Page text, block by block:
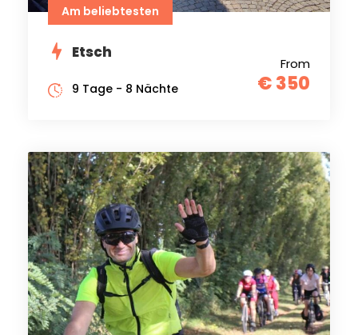
Am beliebtesten
Etsch
From
€ 350
9 Tage - 8 Nächte